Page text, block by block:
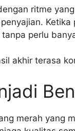
ritme
perlu
akhir terasa
merah yang